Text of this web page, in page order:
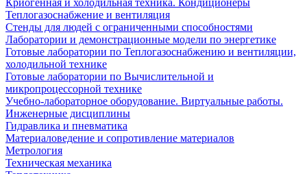
Криогенная и холодильная техника. Кондиционеры
Теплогазоснабжение и вентиляция
Стенды для людей с ограниченными способностями
Лаборатории и демонстрационные модели по энергетике
Готовые лаборатории по Теплогазоснабжению и вентиляции,
холодильной технике
Готовые лаборатории по Вычислительной и
микропроцессорной технике
Учебно-лабораторное оборудование. Виртуальные работы.
Инженерные дисциплины
Гидравлика и пневматика
Материаловедение и сопротивление материалов
Метрология
Техническая механика